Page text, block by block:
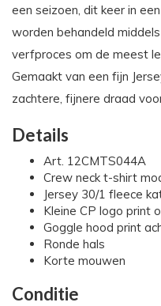
een seizoen, dit keer in
worden behandeld
verfproces om de meest
Gemaakt van een fijn
zachtere, fijnere draad
Details
Art. 12CMTS044A
Crew neck t-shirt
Jersey 30/1 fleece
Kleine CP logo print
Goggle hood print
Ronde hals
Korte mouwen
Conditie